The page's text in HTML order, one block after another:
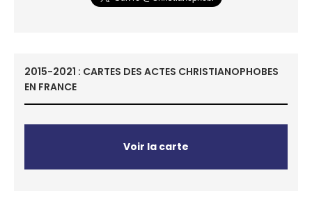
2015-2021 : CARTES DES ACTES CHRISTIANOPHOBES
EN FRANCE
Voir la carte